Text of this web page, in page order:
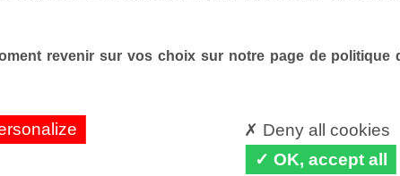
revenir sur vos choix sur notre page de politique
Deny all cookies
OK, accept all